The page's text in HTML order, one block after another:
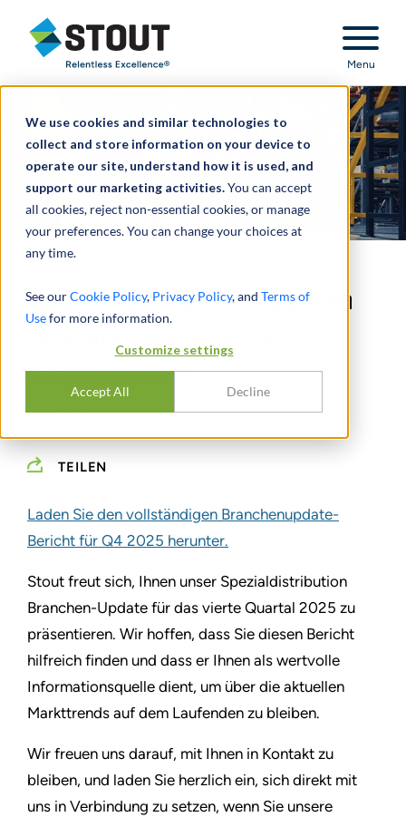
We use cookies and similar technologies to
collect and store information on your device to
operate our site, understand how it is used, and
support our marketing activities.You can accept
all cookies, reject non-essential cookies, or manage
your preferences. You can change your choices at
any time.
See ourCookie Policy, Privacy Policy, and Terms of
Usefor more information.
Customize settings
Accept All Decline
Stout Relentless Excellence
Menu
Spezialisierte Distribution
MARCH 17, 2026
TEILEN
Laden Sie den vollständigen Branchenupdate-
Bericht für Q4 2025 herunter.
Stout freut sich, Ihnen unser Spezialdistribution
Branchen-Update für das vierte Quartal 2025 zu
präsentieren. Wir hoffen, dass Sie diesen Bericht
hilfreich finden und dass er Ihnen als wertvolle
Informationsquelle dient, um über die aktuellen
Markttrends auf dem Laufenden zu bleiben.
Wir freuen uns darauf, mit Ihnen in Kontakt zu
bleiben, und laden Sie herzlich ein, sich direkt mit
uns in Verbindung zu setzen, wenn Sie unsere